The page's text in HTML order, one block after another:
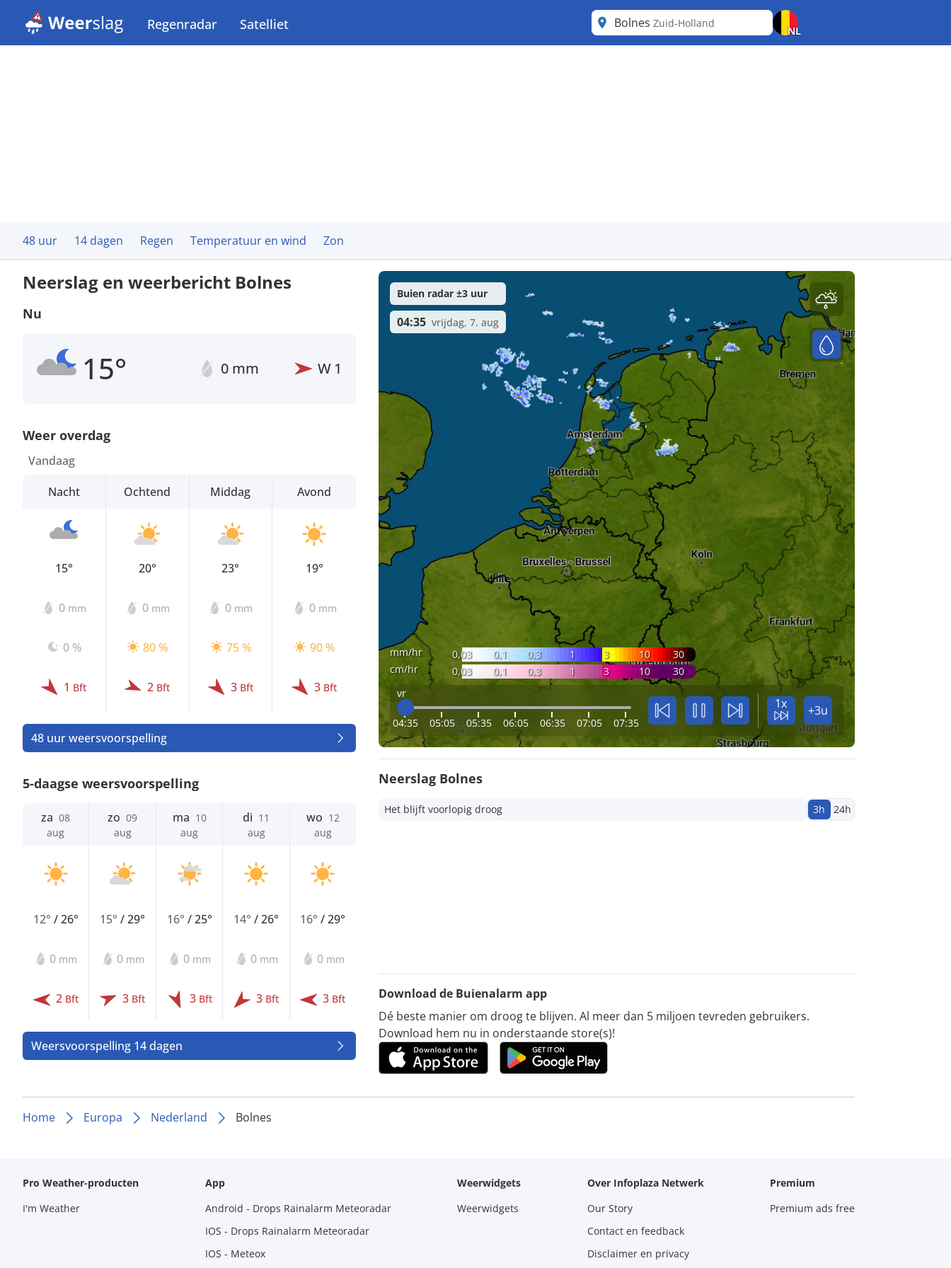
Regenradar Satelliet Bolnes Zuid-Holland
NL
48 uur 14 dagen Regen Temperatuur en wind Zon
Neerslag en weerbericht Bolnes
Nu
15° 0 mm W 1
Weer overdag
Vandaag
Nacht
15°
0 mm
0 %
1 Bft
Ochtend
20°
0 mm
80 %
2 Bft
Middag
23°
0 mm
75 %
3 Bft
Avond
19°
0 mm
90 %
3 Bft
48 uur weersvoorspelling
5-daagse weersvoorspelling
za 08
aug
12° /26°
0 mm
2 Bft
zo 09
aug
15°/29°
0 mm
3 Bft
ma 10
aug
16° /25°
0 mm
3 Bft
di 11
aug
14°/26°
0 mm
3 Bft
wo 12
aug
16°/29°
0 mm
3 Bft
Weersvoorspelling 14 dagen
mm/hr 0,03 0,1 0,3 1 3 10
30
cm/hr
0,03 0,1 0,3 1 3 10
30
vr
04:35 05:05 05:35 06:05 06:35 07:05 07:35
1x +3u
Buien radar ±3 uur
04:35 vrijdag, 7. aug
Neerslag Bolnes
Het blijft voorlopig droog 3h 24h
Download de Buienalarm app
Dé beste manier om droog te blijven. Al meer dan 5 miljoen tevreden gebruikers.
Download hem nu in onderstaande store(s)!
Home Europa Nederland Bolnes
Pro Weather-producten
I'm Weather
App
Android - Drops Rainalarm Meteoradar
IOS - Drops Rainalarm Meteoradar
IOS - Meteox
Weerwidgets
Weerwidgets
Over Infoplaza Netwerk
Our Story
Contact en feedback
Disclaimer en privacy
Premium
Premium ads free